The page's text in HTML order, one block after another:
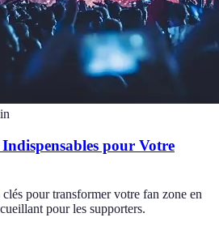
pour Votre
pour transformer votre fan zone en
pour les supporters.